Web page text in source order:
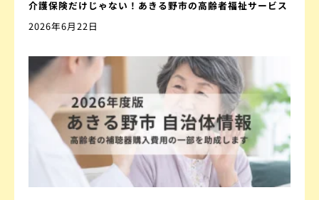
介護保険だけじゃない！あきる野市の高齢者福祉サービス
2026年6月22日